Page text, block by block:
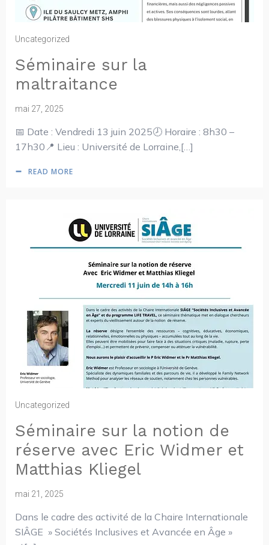
Uncategorized
Séminaire sur la
maltraitance
mai 27, 2025
📅 Date : Vendredi 13 juin 2025🕗 Horaire : 8h30 –
17h30📍 Lieu : Université de Lorraine,[…]
READ MORE
Uncategorized
Séminaire sur la notion de
réserve avec Eric Widmer et
Matthias Kliegel
mai 21, 2025
Dans le cadre des activité de la Chaire Internationale
SIÂGE » Sociétés Inclusives et Avancée en Âge »